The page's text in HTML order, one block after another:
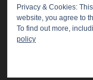
Privacy & Cookies:
website, you agree to
To find out more,
policy